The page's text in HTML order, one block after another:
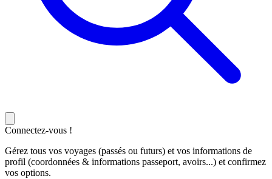
Connectez-vous !
Gérez tous vos voyages (passés ou futurs) et vos informations de
profil (coordonnées & informations passeport, avoirs...) et confirmez
vos options.